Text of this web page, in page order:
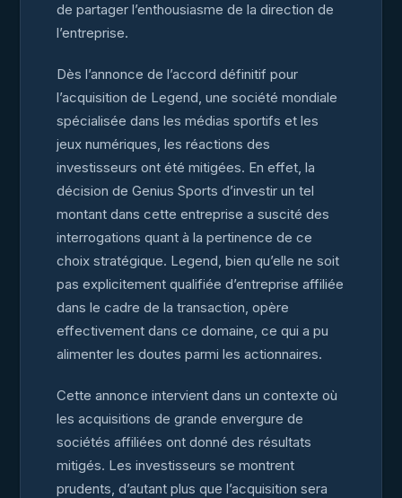
de partager l’enthousiasme de la direction de
l’entreprise.
Dès l’annonce de l’accord définitif pour
l’acquisition de Legend, une société mondiale
spécialisée dans les médias sportifs et les
jeux numériques, les réactions des
investisseurs ont été mitigées. En effet, la
décision de Genius Sports d’investir un tel
montant dans cette entreprise a suscité des
interrogations quant à la pertinence de ce
choix stratégique. Legend, bien qu’elle ne soit
pas explicitement qualifiée d’entreprise affiliée
dans le cadre de la transaction, opère
effectivement dans ce domaine, ce qui a pu
alimenter les doutes parmi les actionnaires.
Cette annonce intervient dans un contexte où
les acquisitions de grande envergure de
sociétés affiliées ont donné des résultats
mitigés. Les investisseurs se montrent
prudents, d’autant plus que l’acquisition sera